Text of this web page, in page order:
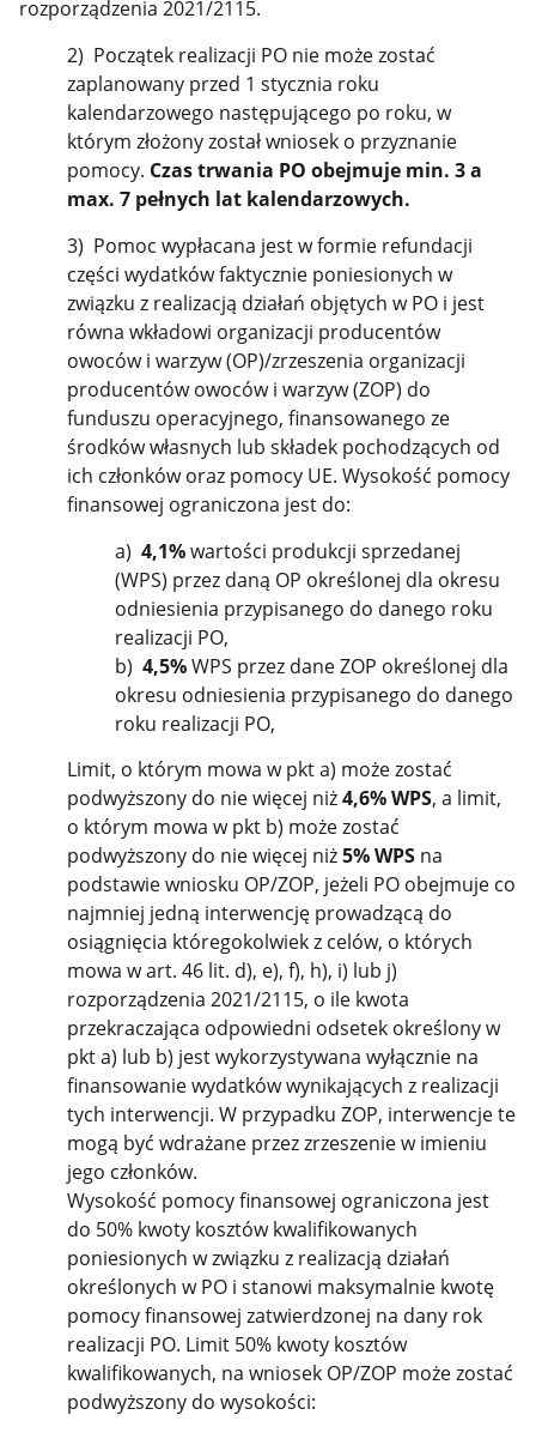
rozporządzenia 2021/2115.
2) Początek realizacji PO nie może zostać
zaplanowany przed 1 stycznia roku
kalendarzowego następującego po roku, w
którym złożony został wniosek o przyznanie
pomocy. Czas trwania PO obejmuje min. 3 a
max. 7 pełnych lat kalendarzowych.
3) Pomoc wypłacana jest w formie refundacji
części wydatków faktycznie poniesionych w
związku z realizacją działań objętych w PO i jest
równa wkładowi organizacji producentów
owoców i warzyw (OP)/zrzeszenia organizacji
producentów owoców i warzyw (ZOP) do
funduszu operacyjnego, finansowanego ze
środków własnych lub składek pochodzących od
ich członków oraz pomocy UE. Wysokość pomocy
finansowej ograniczona jest do:
a) 4,1%wartości produkcji sprzedanej
(WPS) przez daną OP określonej dla okresu
odniesienia przypisanego do danego roku
realizacji PO,
b)4,5%WPS przez dane ZOP określonej dla
okresu odniesienia przypisanego do danego
roku realizacji PO,
Limit, o którym mowa w pkt a) może zostać
podwyższony do nie więcej niż4,6% WPS, a limit,
o którym mowa w pkt b) może zostać
podwyższony do nie więcej niż5% WPS na
podstawie wniosku OP/ZOP, jeżeli PO obejmuje co
najmniej jedną interwencję prowadzącą do
osiągnięcia któregokolwiek z celów, o których
mowa w art. 46 lit. d), e), f), h), i) lub j)
rozporządzenia 2021/2115, o ile kwota
przekraczająca odpowiedni odsetek określony w
pkt a) lub b) jest wykorzystywana wyłącznie na
finansowanie wydatków wynikających z realizacji
tych interwencji. W przypadku ZOP, interwencje te
mogą być wdrażane przez zrzeszenie w imieniu
jego członków.
Wysokość pomocy finansowej ograniczona jest
do 50% kwoty kosztów kwalifikowanych
poniesionych w związku z realizacją działań
określonych w PO i stanowi maksymalnie kwotę
pomocy finansowej zatwierdzonej na dany rok
realizacji PO. Limit 50% kwoty kosztów
kwalifikowanych, na wniosek OP/ZOP może zostać
podwyższony do wysokości: